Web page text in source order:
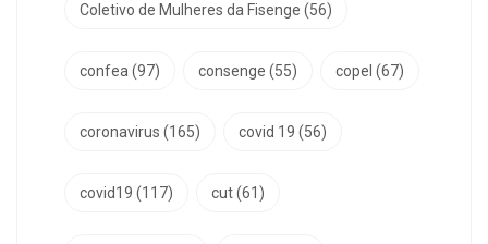
Coletivo de Mulheres da Fisenge (56)
confea(97) consenge (55) copel (67)
coronavirus (165) covid 19 (56)
covid19 (117) cut(61)